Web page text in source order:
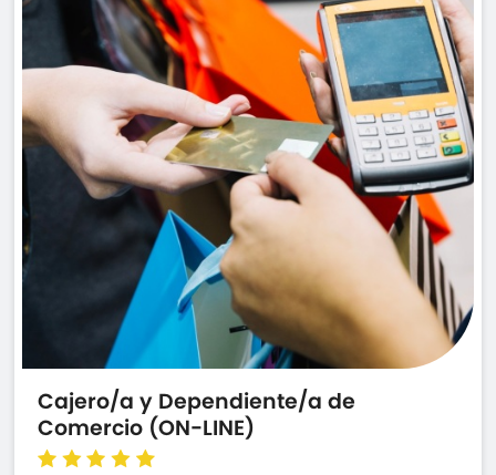
Cajero/a y Dependiente/a de
Comercio (ON-LINE)